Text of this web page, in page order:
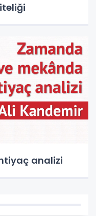
analizi